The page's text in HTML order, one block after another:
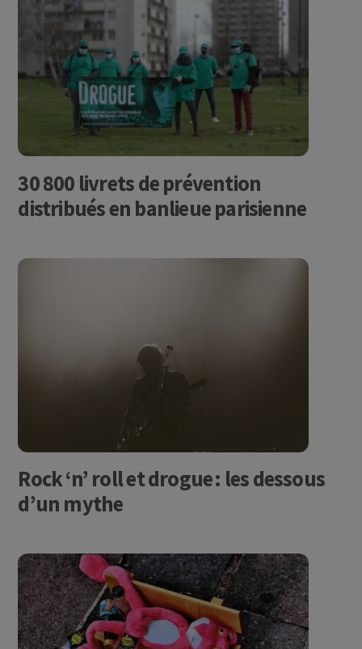
30 800 livrets de prévention
distribués en banlieue parisienne
Rock ‘n’ roll et drogue : les dessous
d’un mythe